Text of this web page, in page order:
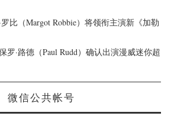
罗比（Margot Robbie）将领衔主演新《加勒
罗·路德（Paul Rudd）确认出演漫威迷你超
微信公共帐号